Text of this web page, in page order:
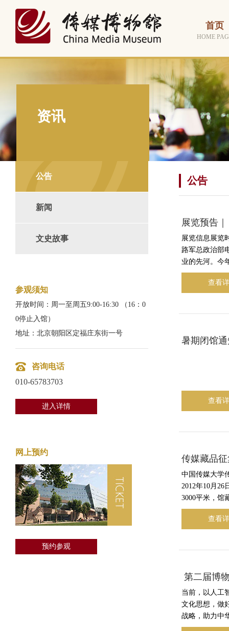
首页
HOME
资讯
公告
新闻
文史故事
参观须知
开放时间：周一至周五9:00-16:30 （16：0
0停止入馆）
地址：北京朝阳区定福庄东街一号
咨询电话
010-65783703
进入详情
网上预约
预约参观
公告
展览预告
展览信息展览
路军总政治部
业的先河。今
查看
暑期闭馆
查看
传媒藏品
中国传媒大学
2012年10月
3000平米，馆
查看
第二届博
当前，以人工
文化思想，做
战略，助力中